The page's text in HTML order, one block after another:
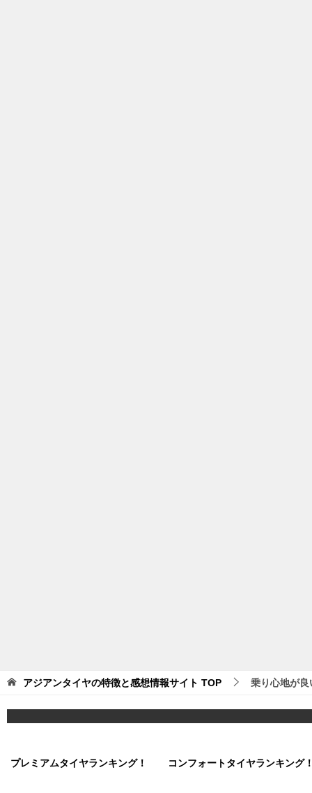
アジアンタイヤの特徴と感想情報サイト TOP 乗り心地が良
プレミアムタイヤランキング！ コンフォートタイヤランキング